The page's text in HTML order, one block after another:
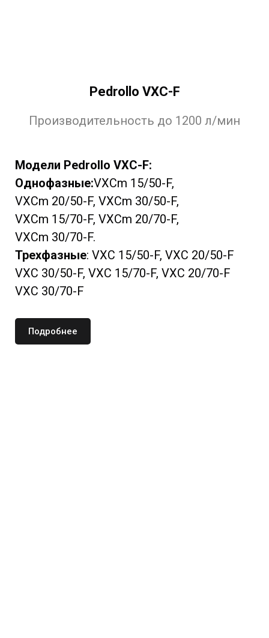
Pedrollo VXC-F
Производительность до 1200 л/мин
Модели Pedrollo VXC-F:
Однофазные:VXCm 15/50-F,
VXCm 20/50-F, VXCm 30/50-F,
VXCm 15/70-F, VXCm 20/70-F,
VXCm 30/70-F.
Трехфазные: VXC 15/50-F, VXC 20/50-F
VXC 30/50-F, VXC 15/70-F, VXC 20/70-F
VXC 30/70-F
Подробнее